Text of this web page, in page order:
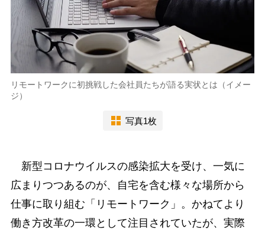
リモートワークに初挑戦した会社員たちが語る実状とは（イメー
ジ）
写真1枚
新型コロナウイルスの感染拡大を受け、一気に
広まりつつあるのが、自宅を含む様々な場所から
仕事に取り組む「リモートワーク」。かねてより
働き方改革の一環として注目されていたが、実際